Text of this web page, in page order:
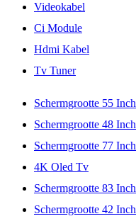
Videokabel
Ci Module
Hdmi Kabel
Tv Tuner
Schermgrootte 55 Inch
Schermgrootte 48 Inch
Schermgrootte 77 Inch
4K Oled Tv
Schermgrootte 83 Inch
Schermgrootte 42 Inch